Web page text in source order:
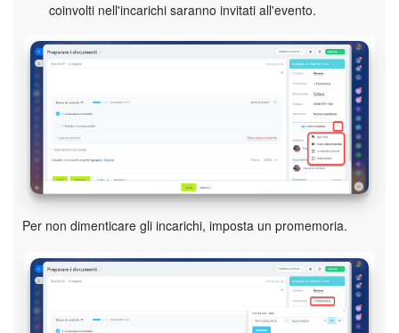
coinvolti nell'incarichi saranno invitati all'evento.
Per non dimenticare gli incarichi, imposta un promemoria.